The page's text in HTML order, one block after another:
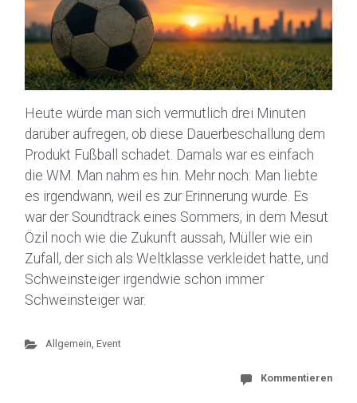
Heute würde man sich vermutlich drei Minuten
darüber aufregen, ob diese Dauerbeschallung dem
Produkt Fußball schadet. Damals war es einfach
die WM. Man nahm es hin. Mehr noch: Man liebte
es irgendwann, weil es zur Erinnerung wurde. Es
war der Soundtrack eines Sommers, in dem Mesut
Özil noch wie die Zukunft aussah, Müller wie ein
Zufall, der sich als Weltklasse verkleidet hatte, und
Schweinsteiger irgendwie schon immer
Schweinsteiger war.
Allgemein, Event
Kommentieren